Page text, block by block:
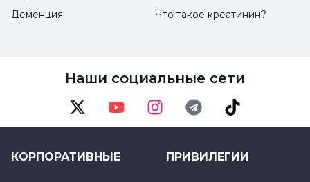
материальной силы". По данным
женщин в стране подвергались
и 42 % - хотя бы одному из двух видов
Деменция
Что такое креатинин?
Наши социальные сети
КОРПОРАТИВНЫЕ ПРИВИЛЕГИИ